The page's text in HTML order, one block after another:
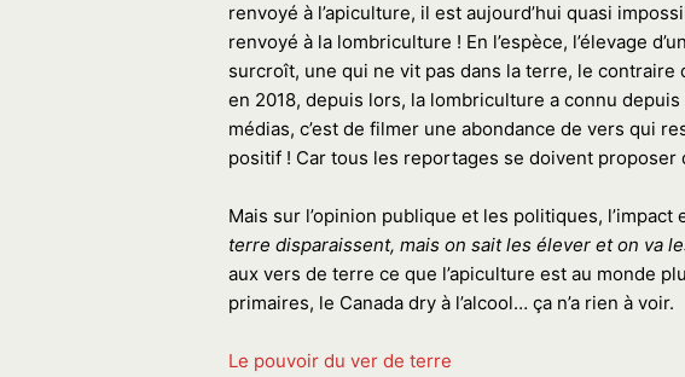
renvoyé à l’apiculture, il est aujourd’hui quasi
renvoyé à la lombriculture ! En l’espèce, l’élevage
surcroît, une qui ne vit pas dans la terre, le contraire
en 2018, depuis lors, la lombriculture a connu
médias, c’est de filmer une abondance de vers qui
positif ! Car tous les reportages se doivent proposer
Mais sur l’opinion publique et les politiques, l’impact
terre disparaissent, mais on sait les élever et on va
aux vers de terre ce que l’apiculture est au monde
primaires, le Canada dry à l’alcool… ça n’a rien à voir.
Le pouvoir du ver de terre